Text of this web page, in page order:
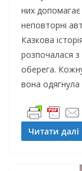
них допомагає
неповторні
Казкова
розпочалася
оберега.
вона одягнула
Читати далі